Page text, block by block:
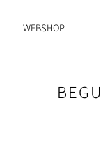
WEBSHOP